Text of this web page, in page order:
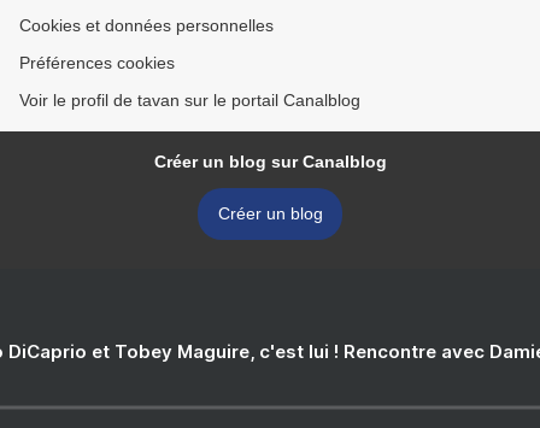
Cookies et données personnelles
Préférences cookies
Voir le profil de tavan sur le portail Canalblog
Créer un blog sur Canalblog
Créer un blog
DiCaprio et Tobey Maguire, c'est lui ! Rencontre avec